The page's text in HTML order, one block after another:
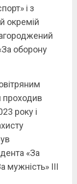
і з
окремій
оборону
проходив
року і
«За
мужність» III